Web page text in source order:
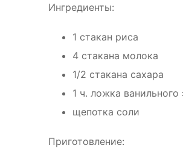
Ингредиенты:
1 стакан риса
4 стакана молока
1/2 стакана сахара
1 ч. ложка ванильного
щепотка соли
Приготовление: